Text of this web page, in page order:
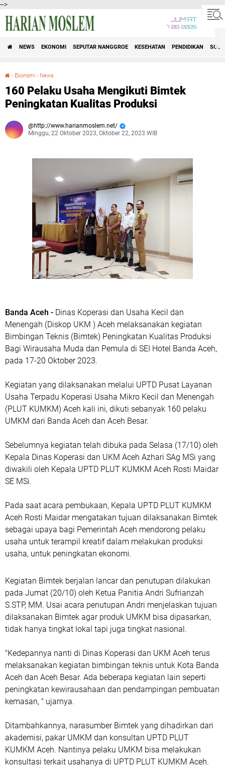
-->
JUM'AT
7 08 2026
NEWS EKONOMI SEPUTAR NANGGROE KESEHATAN PENDIDIKAN
› Ekonomi › News
160 Pelaku Usaha Mengikuti Bimtek
Peningkatan Kualitas Produksi
http://www.harianmoslem.net/
Minggu, 22 Oktober 2023, Oktober 22, 2023 WIB
Banda Aceh - Dinas Koperasi dan Usaha Kecil dan
Menengah (Diskop UKM ) Aceh melaksanakan kegiatan
Bimbingan Teknis (Bimtek) Peningkatan Kualitas Produksi
Bagi Wirausaha Muda dan Pemula di SEI Hotel Banda Aceh,
pada 17-20 Oktober 2023.
Kegiatan yang dilaksanakan melalui UPTD Pusat Layanan
Usaha Terpadu Koperasi Usaha Mikro Kecil dan Menengah
(PLUT KUMKM) Aceh kali ini, dikuti sebanyak 160 pelaku
UMKM dari Banda Aceh dan Aceh Besar.
Sebelumnya kegiatan telah dibuka pada Selasa (17/10) oleh
Kepala Dinas Koperasi dan UKM Aceh Azhari SAg MSi yang
diwakili oleh Kepala UPTD PLUT KUMKM Aceh Rosti Maidar
SE MSi.
Pada saat acara pembukaan, Kepala UPTD PLUT KUMKM
Aceh Rosti Maidar mengatakan tujuan dilaksanakan Bimtek
sebagai upaya bagi Pemerintah Aceh mendorong pelaku
usaha untuk terampil kreatif dalam melakukan produksi
usaha, untuk peningkatan ekonomi.
Kegiatan Bimtek berjalan lancar dan penutupan dilakukan
pada Jumat (20/10) oleh Ketua Panitia Andri Sufrianzah
S.STP, MM. Usai acara penutupan Andri menjelaskan tujuan
dilaksanakan Bimtek agar produk UMKM bisa dipasarkan,
tidak hanya tingkat lokal tapi juga tingkat nasional.
"Kedepannya nanti di Dinas Koperasi dan UKM Aceh terus
melaksanakan kegiatan bimbingan teknis untuk Kota Banda
Aceh dan Aceh Besar. Ada beberapa kegiatan lain seperti
peningkatan kewirausahaan dan pendampingan pembuatan
kemasan, " ujarnya.
Ditambahkannya, narasumber Bimtek yang dihadirkan dari
akademisi, pakar UMKM dan konsultan UPTD PLUT
KUMKM Aceh. Nantinya pelaku UMKM bisa melakukan
konsultasi terkait usahanya di UPTD PLUT KUMKM Aceh.